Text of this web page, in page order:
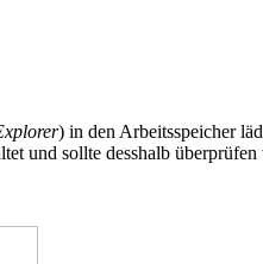
) in den Arbeitsspeicher
und sollte desshalb überprüfen